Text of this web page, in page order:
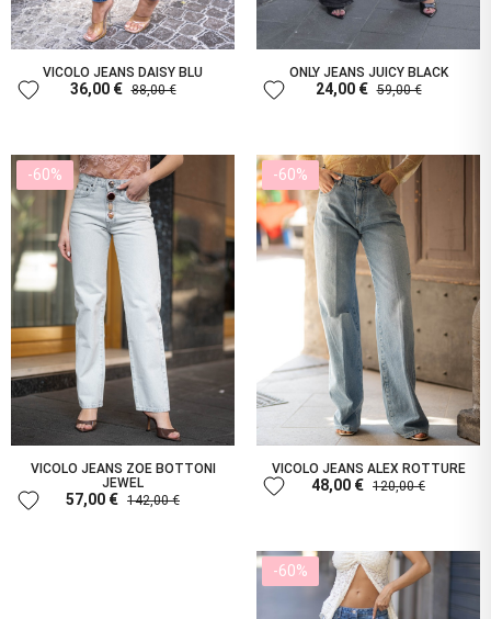
VICOLO JEANS DAISY BLU
36,00 € 88,00 €
favorite
ONLY JEANS JUICY BLACK
24,00 € 59,00 €
favorite
-60%
VICOLO JEANS ZOE BOTTONI
JEWEL
57,00 € 142,00 €
favorite
-60%
VICOLO JEANS ALEX ROTTURE
48,00 € 120,00 €
favorite
-60%